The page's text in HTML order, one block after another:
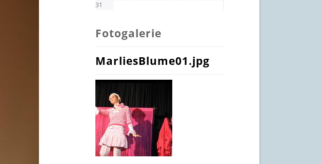
31
Fotogalerie
MarliesBlume01.jpg